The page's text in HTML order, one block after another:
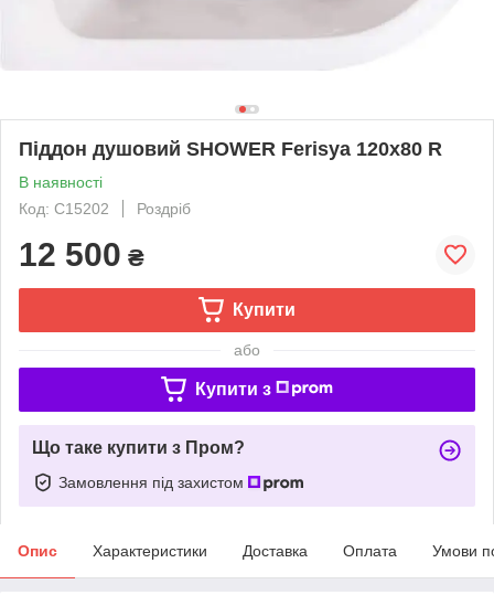
Піддон душовий SHOWER Ferisya 120x80 R
В наявності
Код: С15202
Роздріб
12 500 ₴
Купити
або
Купити з
Що таке купити з Пром?
Замовлення під захистом
Опис Характеристики Доставка Оплата Умови